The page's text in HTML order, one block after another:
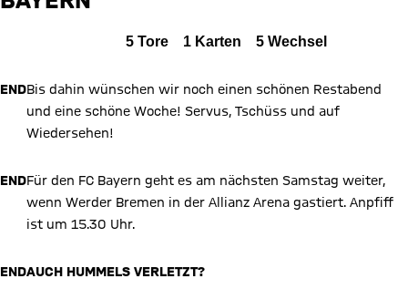
5 Tore 1 Karten 5 Wechsel
ENDBis dahin wünschen wir noch einen schönen Restabend
und eine schöne Woche! Servus, Tschüss und auf
Wiedersehen!
ENDFür den FC Bayern geht es am nächsten Samstag weiter,
wenn Werder Bremen in der Allianz Arena gastiert. Anpfiff
ist um 15.30 Uhr.
ENDAUCH HUMMELS VERLETZT?